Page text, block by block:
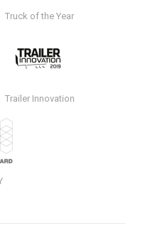
Truck of the Year
Trailer Innovation